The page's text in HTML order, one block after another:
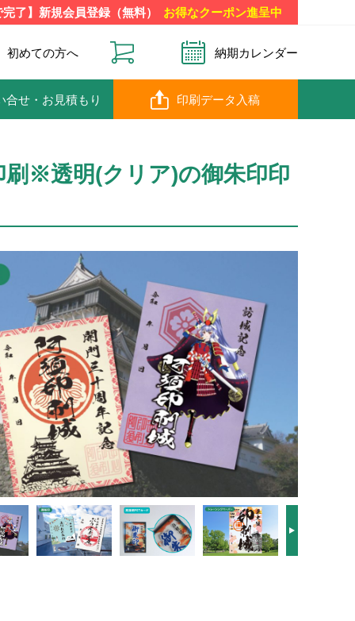
了】新規会員登録（無料） お得なクーポン進呈中
初めての方へ 納期カレンダー
合せ ・お見積もり 印刷データ入稿
刷※透明(クリア)の御朱印印